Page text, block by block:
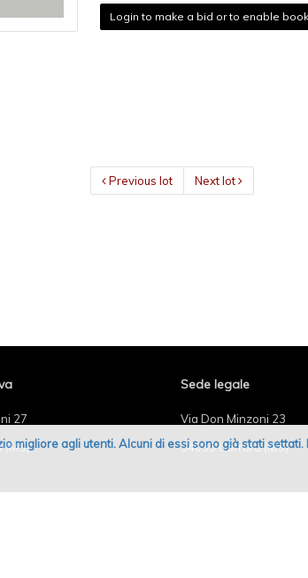
Login to make a bid or to enable
Previous lot Next lot
27
(MS)
Sede legale
Via Don Minzoni 23
54033 Carrara (MS)
migliore agli utenti. Alcuni di essi sono già stati